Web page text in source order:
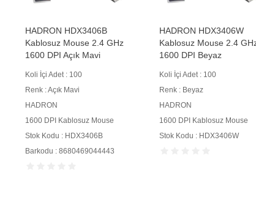
HADRON HDX3406W
Kablosuz Mouse 2.4 GHz
1600 DPI Beyaz
Koli İçi Adet : 100
Renk : Beyaz
HADRON
1600 DPI Kablosuz Mouse
Stok Kodu : HDX3406W
HADRON Q220K
Kablosuz Mouse 1600
DPI 25li Paket Siyah
Turuncu
Pembe Turuncu
HADRON